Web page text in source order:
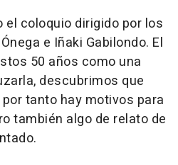
el coloquio dirigido por los
e Iñaki Gabilondo. El
50 años como una
descubrimos que
tanto hay motivos para
también algo de relato de